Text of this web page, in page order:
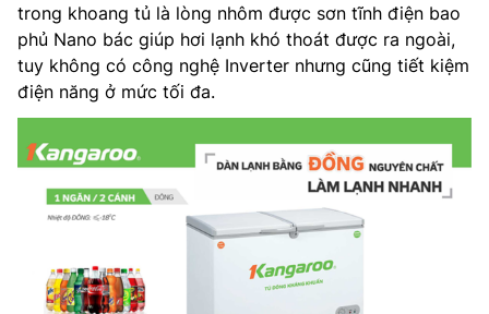
trong khoang tủ là lòng nhôm được sơn tĩnh điện bao
phủ Nano bác giúp hơi lạnh khó thoát được ra ngoài,
tuy không có công nghệ Inverter nhưng cũng tiết kiệm
điện năng ở mức tối đa.